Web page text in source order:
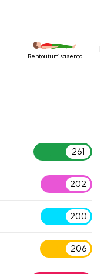
Rentoutumisasento
261
202
200
206